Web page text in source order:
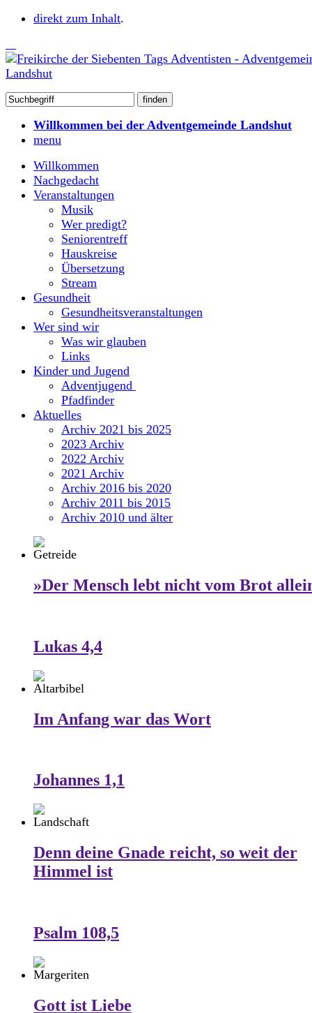
direkt zum Inhalt.
Willkommen bei der Adventgemeinde Landshut
menu
Willkommen
Nachgedacht
Veranstaltungen
Musik
Wer predigt?
Seniorentreff
Hauskreise
Übersetzung
Stream
Gesundheit
Gesundheitsveranstaltungen
Wer sind wir
Was wir glauben
Links
Kinder und Jugend
Adventjugend
Pfadfinder
Aktuelles
Archiv 2021 bis 2025
2023 Archiv
2022 Archiv
2021 Archiv
Archiv 2016 bis 2020
Archiv 2011 bis 2015
Archiv 2010 und älter
»Der Mensch lebt nicht vom Brot
Lukas 4,4
Im Anfang war das Wort
Johannes 1,1
Denn deine Gnade reicht, so weit der
Himmel ist
Psalm 108,5
Gott ist Liebe